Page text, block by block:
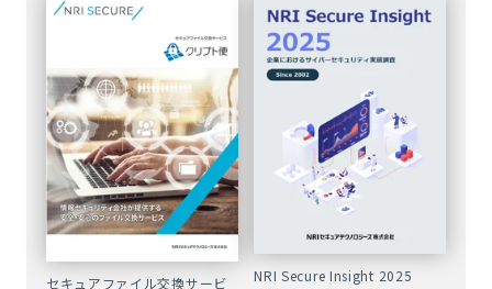
セキュアファイル交換サービ
NRI Secure Insight 2025